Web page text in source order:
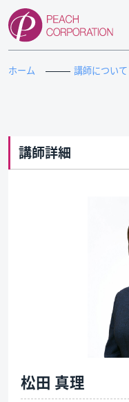
ホーム 講師について
講師詳細
松田 真理